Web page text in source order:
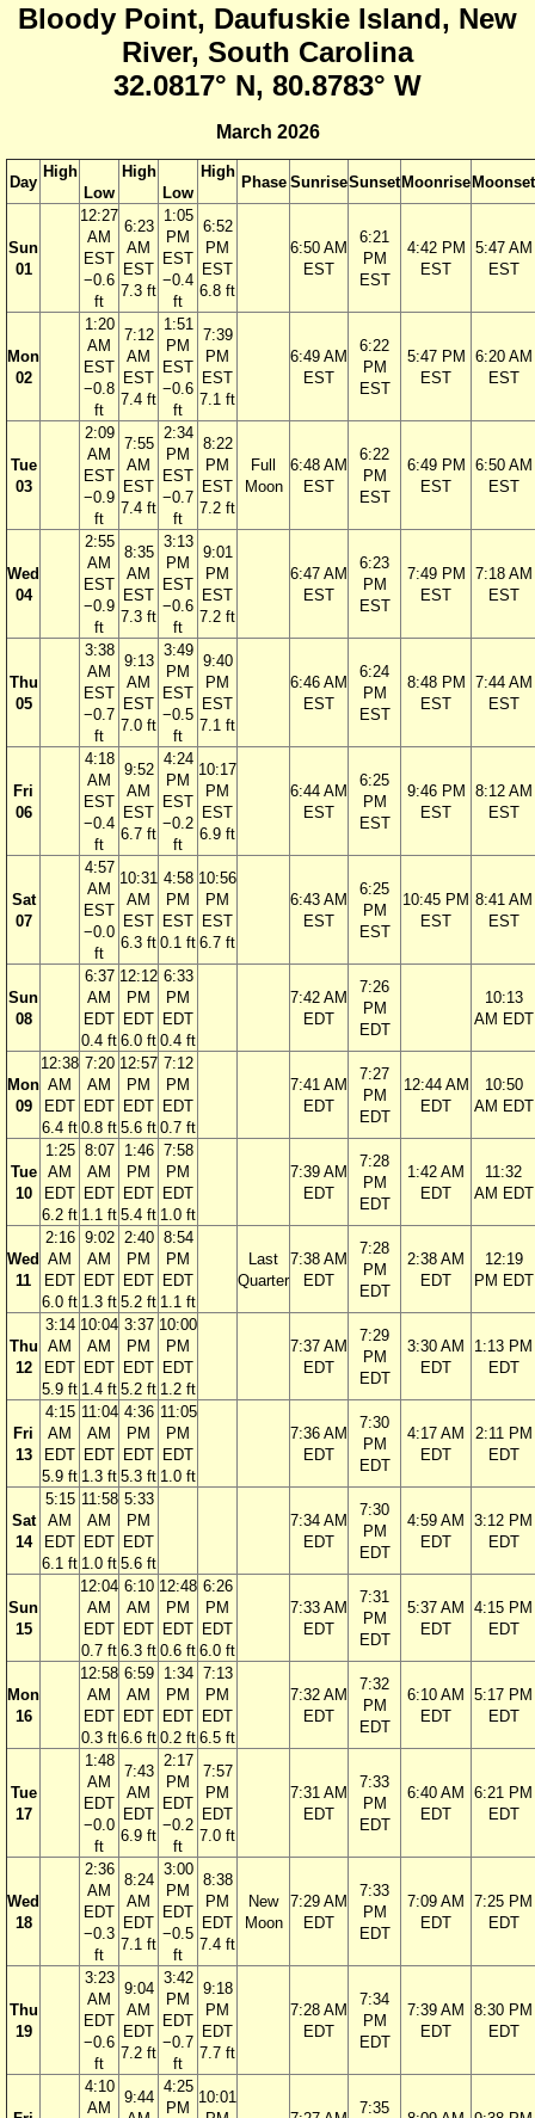
Bloody Point, Daufuskie Island, New
River, South Carolina
32.0817° N, 80.8783° W
March 2026
Day
High
Low
High
Low
High
Phase SunriseSunset Moonrise Moonset
Sun
01
12:27
AM
EST
−0.6
ft
6:23
AM
EST
7.3 ft
1:05
PM
EST
−0.4
ft
6:52
PM
EST
6.8 ft
6:50 AM
EST
6:21
PM
EST
4:42 PM
EST
5:47 AM
EST
Mon
02
1:20
AM
EST
−0.8
ft
7:12
AM
EST
7.4 ft
1:51
PM
EST
−0.6
ft
7:39
PM
EST
7.1 ft
6:49 AM
EST
6:22
PM
EST
5:47 PM
EST
6:20 AM
EST
Tue
03
2:09
AM
EST
−0.9
ft
7:55
AM
EST
7.4 ft
2:34
PM
EST
−0.7
ft
8:22
PM
EST
7.2 ft
Full
Moon
6:48 AM
EST
6:22
PM
EST
6:49 PM
EST
6:50 AM
EST
Wed
04
2:55
AM
EST
−0.9
ft
8:35
AM
EST
7.3 ft
3:13
PM
EST
−0.6
ft
9:01
PM
EST
7.2 ft
6:47 AM
EST
6:23
PM
EST
7:49 PM
EST
7:18 AM
EST
Thu
05
3:38
AM
EST
−0.7
ft
9:13
AM
EST
7.0 ft
3:49
PM
EST
−0.5
ft
9:40
PM
EST
7.1 ft
6:46 AM
EST
6:24
PM
EST
8:48 PM
EST
7:44 AM
EST
Fri
06
4:18
AM
EST
−0.4
ft
9:52
AM
EST
6.7 ft
4:24
PM
EST
−0.2
ft
10:17
PM
EST
6.9 ft
6:44 AM
EST
6:25
PM
EST
9:46 PM
EST
8:12 AM
EST
Sat
07
4:57
AM
EST
−0.0
ft
10:31
AM
EST
6.3 ft
4:58
PM
EST
0.1 ft
10:56
PM
EST
6.7 ft
6:43 AM
EST
6:25
PM
EST
10:45 PM
EST
8:41 AM
EST
Sun
08
6:37
AM
EDT
0.4 ft
12:12
PM
EDT
6.0 ft
6:33
PM
EDT
0.4 ft
7:42 AM
EDT
7:26
PM
EDT
10:13
AM EDT
Mon
09
12:38
AM
EDT
6.4 ft
7:20
AM
EDT
0.8 ft
12:57
PM
EDT
5.6 ft
7:12
PM
EDT
0.7 ft
7:41 AM
EDT
7:27
PM
EDT
12:44 AM
EDT
10:50
AM EDT
Tue
10
1:25
AM
EDT
6.2 ft
8:07
AM
EDT
1.1 ft
1:46
PM
EDT
5.4 ft
7:58
PM
EDT
1.0 ft
7:39 AM
EDT
7:28
PM
EDT
1:42 AM
EDT
11:32
AM EDT
Wed
11
2:16
AM
EDT
6.0 ft
9:02
AM
EDT
1.3 ft
2:40
PM
EDT
5.2 ft
8:54
PM
EDT
1.1 ft
Last
Quarter
7:38 AM
EDT
7:28
PM
EDT
2:38 AM
EDT
12:19
PM EDT
Thu
12
3:14
AM
EDT
5.9 ft
10:04
AM
EDT
1.4 ft
3:37
PM
EDT
5.2 ft
10:00
PM
EDT
1.2 ft
7:37 AM
EDT
7:29
PM
EDT
3:30 AM
EDT
1:13 PM
EDT
Fri
13
4:15
AM
EDT
5.9 ft
11:04
AM
EDT
1.3 ft
4:36
PM
EDT
5.3 ft
11:05
PM
EDT
1.0 ft
7:36 AM
EDT
7:30
PM
EDT
4:17 AM
EDT
2:11 PM
EDT
Sat
14
5:15
AM
EDT
6.1 ft
11:58
AM
EDT
1.0 ft
5:33
PM
EDT
5.6 ft
7:34 AM
EDT
7:30
PM
EDT
4:59 AM
EDT
3:12 PM
EDT
Sun
15
12:04
AM
EDT
0.7 ft
6:10
AM
EDT
6.3 ft
12:48
PM
EDT
0.6 ft
6:26
PM
EDT
6.0 ft
7:33 AM
EDT
7:31
PM
EDT
5:37 AM
EDT
4:15 PM
EDT
Mon
16
12:58
AM
EDT
0.3 ft
6:59
AM
EDT
6.6 ft
1:34
PM
EDT
0.2 ft
7:13
PM
EDT
6.5 ft
7:32 AM
EDT
7:32
PM
EDT
6:10 AM
EDT
5:17 PM
EDT
Tue
17
1:48
AM
EDT
−0.0
ft
7:43
AM
EDT
6.9 ft
2:17
PM
EDT
−0.2
ft
7:57
PM
EDT
7.0 ft
7:31 AM
EDT
7:33
PM
EDT
6:40 AM
EDT
6:21 PM
EDT
Wed
18
2:36
AM
EDT
−0.3
ft
8:24
AM
EDT
7.1 ft
3:00
PM
EDT
−0.5
ft
8:38
PM
EDT
7.4 ft
New
Moon
7:29 AM
EDT
7:33
PM
EDT
7:09 AM
EDT
7:25 PM
EDT
Thu
19
3:23
AM
EDT
−0.6
ft
9:04
AM
EDT
7.2 ft
3:42
PM
EDT
−0.7
ft
9:18
PM
EDT
7.7 ft
7:28 AM
EDT
7:34
PM
EDT
7:39 AM
EDT
8:30 PM
EDT
4:10
AM
9:44
4:25
PM
10:01
7:35